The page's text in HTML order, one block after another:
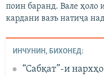
поин баранд. Вале ҳоло
кардани вазъ натиҷа
ИНЧУНИН, БИХОНЕД:
“Сабқат”-и